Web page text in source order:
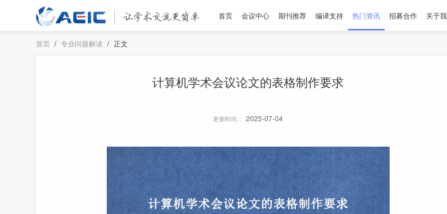
首页 会议中心 期刊推荐 编译支持 热门资讯 招募合作 关于
首页 / 专业问题解读 / 正文
计算机学术会议论文的表格制作要求
更新时间： 2025-07-04